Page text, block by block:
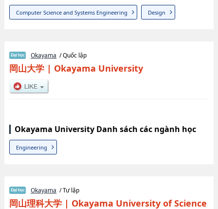
Computer Science and Systems Engineering Design
Okayama / Quốc lập
岡山大学| Okayama University
Okayama University Danh sách các ngành học
Engineering
Okayama / Tư lập
岡山理科大学| Okayama University of Science